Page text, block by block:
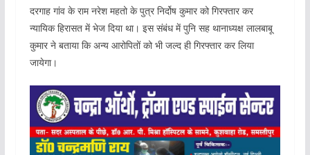
दरगाह गांव के राम नरेश महतो के पुत्र निर्दोष कुमार को गिरफ्तार कर
न्यायिक हिरासत में भेज दिया था। इस संबंध में पुनि सह थानाध्यक्ष लालबाबू
कुमार ने बताया कि अन्य आरोपितों को भी जल्द ही गिरफ्तार कर लिया
जायेगा।